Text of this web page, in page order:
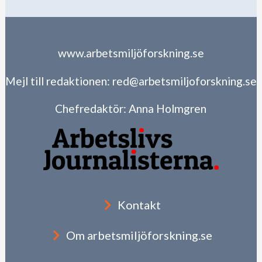
www.arbetsmiljöforskning.se
Mejl till redaktionen: red@arbetsmiljoforskning.se
Chefredaktör:Anna Holmgren
Kontakt
Om arbetsmiljöforskning.se